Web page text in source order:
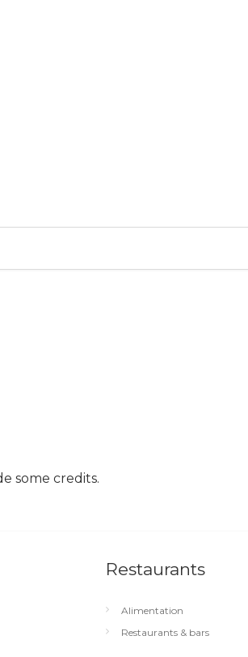
some credits.
Restaurants
Alimentation
Restaurants & bars